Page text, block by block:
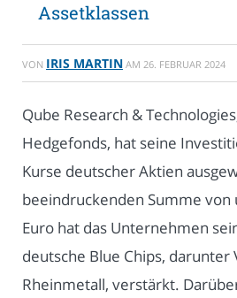
Assetklassen
VON IRIS MARTIN AM 26. FEBRUAR 2024
Qube Research &
Hedgefonds, hat seine
Kurse deutscher Aktien
beeindruckenden Summe
Euro hat das Unternehmen
deutsche Blue Chips, darunter
Rheinmetall, verstärkt.